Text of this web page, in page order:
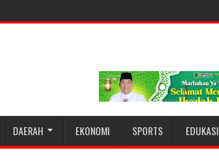
DAERAH EKONOMI SPORTS EDUKASI